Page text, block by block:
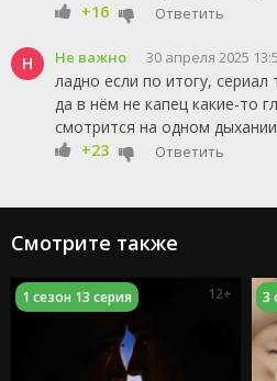
+16
Ответить
Н Не важно 30 апреля 2025
ладно если по итогу, сериал
да в нём не капец какие-то
смотрится на одном дыхании
+23
Ответить
Смотрите также
1 сезон 13 серия 12+ 3